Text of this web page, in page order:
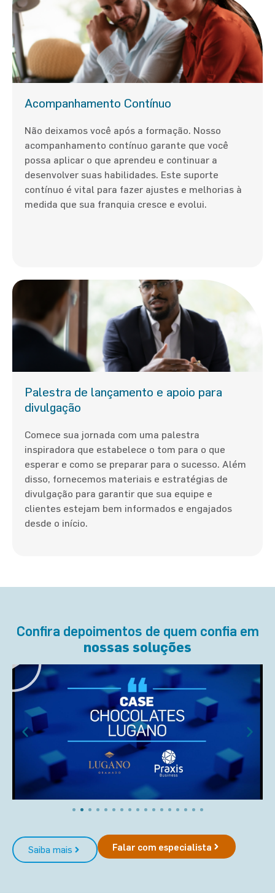
Acompanhamento Contínuo
Não deixamos você após a formação. Nosso
acompanhamento contínuo garante que você
possa aplicar o que aprendeu e continuar a
desenvolver suas habilidades. Este suporte
contínuo é vital para fazer ajustes e melhorias à
medida que sua franquia cresce e evolui.
Palestra de lançamento e apoio para
divulgação
Comece sua jornada com uma palestra
inspiradora que estabelece o tom para o que
esperar e como se preparar para o sucesso. Além
disso, fornecemos materiais e estratégias de
divulgação para garantir que sua equipe e
clientes estejam bem informados e engajados
desde o início.
Confira depoimentos de quem confia em
nossas soluções
Saiba mais Falar com especialista